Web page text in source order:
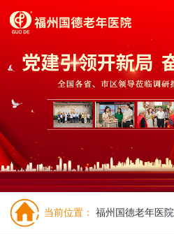
当前位置： 福州国德老年医院